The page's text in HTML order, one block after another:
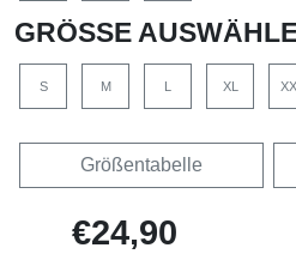
GRÖSSE
S M XL XXL
Größentabelle
€24,90